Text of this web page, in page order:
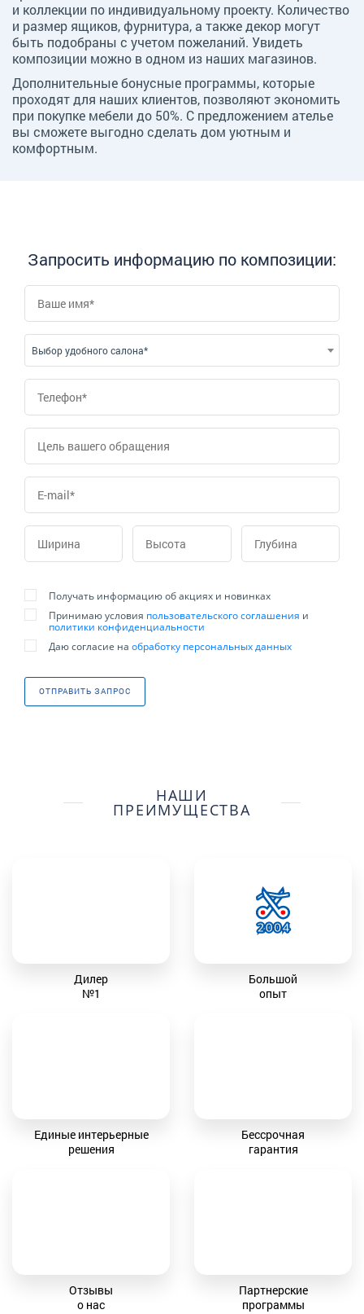
и коллекции по индивидуальному проекту. Количество
и размер ящиков, фурнитура, а также декор могут
быть подобраны с учетом пожеланий. Увидеть
композиции можно в одном из наших магазинов.
Дополнительные бонусные программы, которые
проходят для наших клиентов, позволяют экономить
при покупке мебели до 50%. С предложением ателье
вы сможете выгодно сделать дом уютным и
комфортным.
Запросить информацию по композиции:
Выбор удобного салона*
ОТПРАВИТЬ ЗАПРОС
Получать информацию об акциях и новинках
Принимаю условия пользовательского соглашения и
политики конфиденциальности
Даю согласие на обработку персональных данных
НАШИ
ПРЕИМУЩЕСТВА
Дилер
№1
Большой
опыт
Единые интерьерные
решения
Бессрочная
гарантия
Отзывы
о нас
Партнерские
программы